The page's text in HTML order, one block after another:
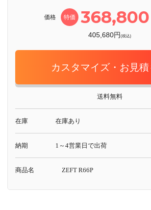
価格 特価 368,800
405,680円(税込)
カスタマイズ・お見積
送料無料
在庫 在庫あり
納期 1～4営業日で出荷
商品名 ZEFT R66P